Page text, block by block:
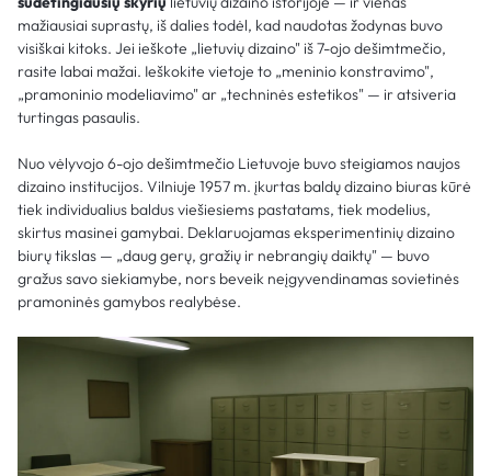
mažiausiai suprastų, iš dalies todėl, kad naudotas žodynas buvo
visiškai kitoks. Jei ieškote „lietuvių dizaino" iš 7-ojo dešimtmečio,
rasite labai mažai. Ieškokite vietoje to „meninio konstravimo",
„pramoninio modeliavimo" ar „techninės estetikos" — ir atsiveria
turtingas pasaulis.
Nuo vėlyvojo 6-ojo dešimtmečio Lietuvoje buvo steigiamos naujos
dizaino institucijos. Vilniuje 1957 m. įkurtas baldų dizaino biuras kūrė
tiek individualius baldus viešiesiems pastatams, tiek modelius,
skirtus masinei gamybai. Deklaruojamas eksperimentinių dizaino
biurų tikslas — „daug gerų, gražių ir nebrangių daiktų" — buvo
gražus savo siekiamybe, nors beveik neįgyvendinamas sovietinės
pramoninės gamybos realybėse.